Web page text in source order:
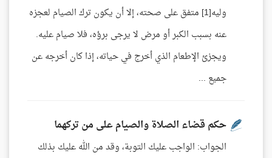
وليه[1] متفق على صحته، إلا أن يكون ترك الصيام لعجزه
عنه بسبب الكبر أو مرض لا يرجى برؤه، فلا صيام عليه.
ويجزئ الإطعام الذي أخرج في حياته، إذا كان أخرجه عن
جميع ...
حكم قضاء الصلاة والصيام على من تركهما
الجواب: الواجب عليك التوبة، وقد من الله عليك بذلك